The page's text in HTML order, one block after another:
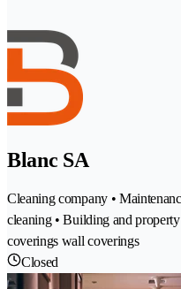
Blanc SA
Cleaning company •
cleaning • Building and
coverings wall coverings
Closed